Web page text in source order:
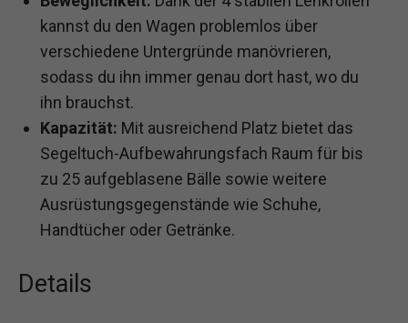
kannst du den Wagen problemlos über
verschiedene Untergründe manövrieren,
sodass du ihn immer genau dort hast, wo du
ihn brauchst.
Kapazität: Mit ausreichend Platz bietet das
Segeltuch-Aufbewahrungsfach Raum für bis
zu 25 aufgeblasene Bälle sowie weitere
Ausrüstungsgegenstände wie Schuhe,
Handtücher oder Getränke.
Details